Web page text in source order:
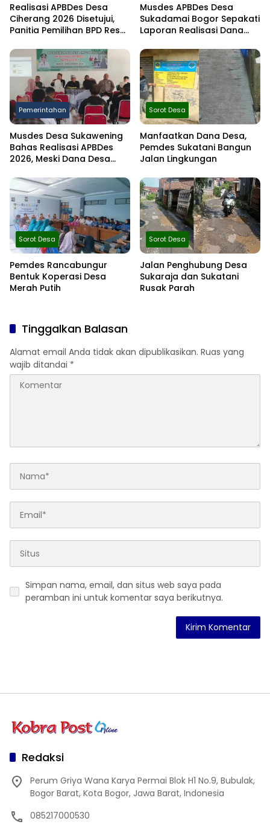
Realisasi APBDes Desa
Ciherang 2026 Disetujui,
Panitia Pemilihan BPD Resmi
Musdes APBDes Desa
Sukadamai Bogor Sepakati
Laporan Realisasi Dana
Pemerintahan
Musdes Desa Sukawening
Bahas Realisasi APBDes
2026, Meski Dana Desa
Tetap Dibangun
Sorot Desa
Manfaatkan Dana Desa,
Pemdes Sukatani Bangun
Jalan Lingkungan
Sorot Desa
Pemdes Rancabungur
Bentuk Koperasi Desa
Merah Putih
Sorot Desa
Jalan Penghubung Desa
Sukaraja dan Sukatani
Rusak Parah
Tinggalkan Balasan
Alamat email Anda tidak akan dipublikasikan. Ruas yang
wajib ditandai *
Simpan nama, email, dan situs web saya pada
peramban ini untuk komentar saya berikutnya.
Redaksi
Perum Griya Wana Karya Permai Blok H1 No.9, Bubulak,
Bogor Barat, Kota Bogor, Jawa Barat, Indonesia
085217000530